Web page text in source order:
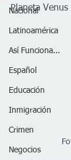
Nacional
Latinoamérica
Así Funciona...
Español
Educación
Inmigración
Crimen
Negocios
Planeta